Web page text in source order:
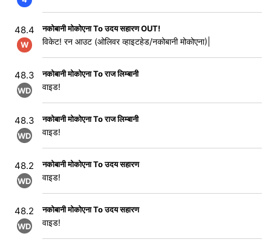
48.4
W
नकोबानी मोकोएना To उदय सहारण OUT!
विकेट! रन आउट (ओलिवर व्हाइटहेड/नकोबानी मोकोएना)|
48.3
WD
नकोबानी मोकोएना To राज लिम्बानी
वाइड!
48.3
WD
नकोबानी मोकोएना To राज लिम्बानी
वाइड!
48.2
WD
नकोबानी मोकोएना To उदय सहारण
वाइड!
48.2
WD
नकोबानी मोकोएना To उदय सहारण
वाइड!